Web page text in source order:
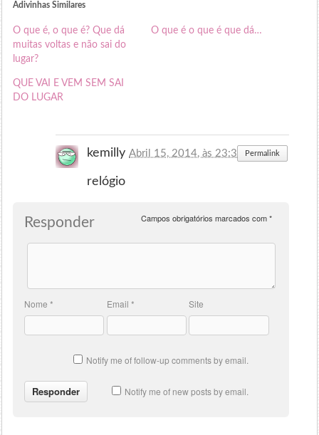
Adivinhas Similares
O que é, o que é? Que dá
muitas voltas e não sai do
lugar?
O que é o que é que dá…
QUE VAI E VEM SEM SAI
DO LUGAR
kemillyAbril 15, 2014, às 23:30 Permalink
relógio
Responder Campos obrigatórios marcados com*
Nome* Email * Site
Notify me of follow-up comments by email.
Notify me of new posts by email.